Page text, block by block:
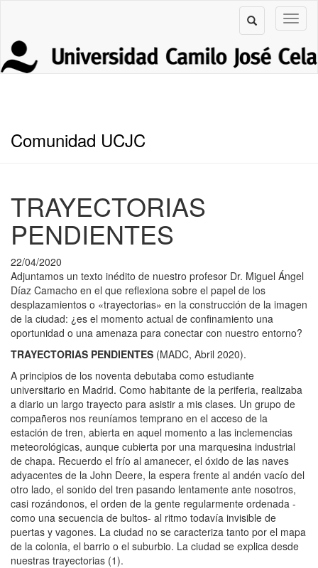
Comunidad UCJC
TRAYECTORIAS
PENDIENTES
22/04/2020
Adjuntamos un texto inédito de nuestro profesor Dr. Miguel Ángel
Díaz Camacho en el que reflexiona sobre el papel de los
desplazamientos o «trayectorias» en la construcción de la imagen
de la ciudad: ¿es el momento actual de confinamiento una
oportunidad o una amenaza para conectar con nuestro entorno?
TRAYECTORIAS PENDIENTES (MADC, Abril 2020).
A principios de los noventa debutaba como estudiante
universitario en Madrid. Como habitante de la periferia, realizaba
a diario un largo trayecto para asistir a mis clases. Un grupo de
compañeros nos reuníamos temprano en el acceso de la
estación de tren, abierta en aquel momento a las inclemencias
meteorológicas, aunque cubierta por una marquesina industrial
de chapa. Recuerdo el frío al amanecer, el óxido de las naves
adyacentes de la John Deere, la espera frente al andén vacío del
otro lado, el sonido del tren pasando lentamente ante nosotros,
casi rozándonos, el orden de la gente regularmente ordenada -
como una secuencia de bultos- al ritmo todavía invisible de
puertas y vagones. La ciudad no se caracteriza tanto por el mapa
de la colonia, el barrio o el suburbio. La ciudad se explica desde
nuestras trayectorias (1).